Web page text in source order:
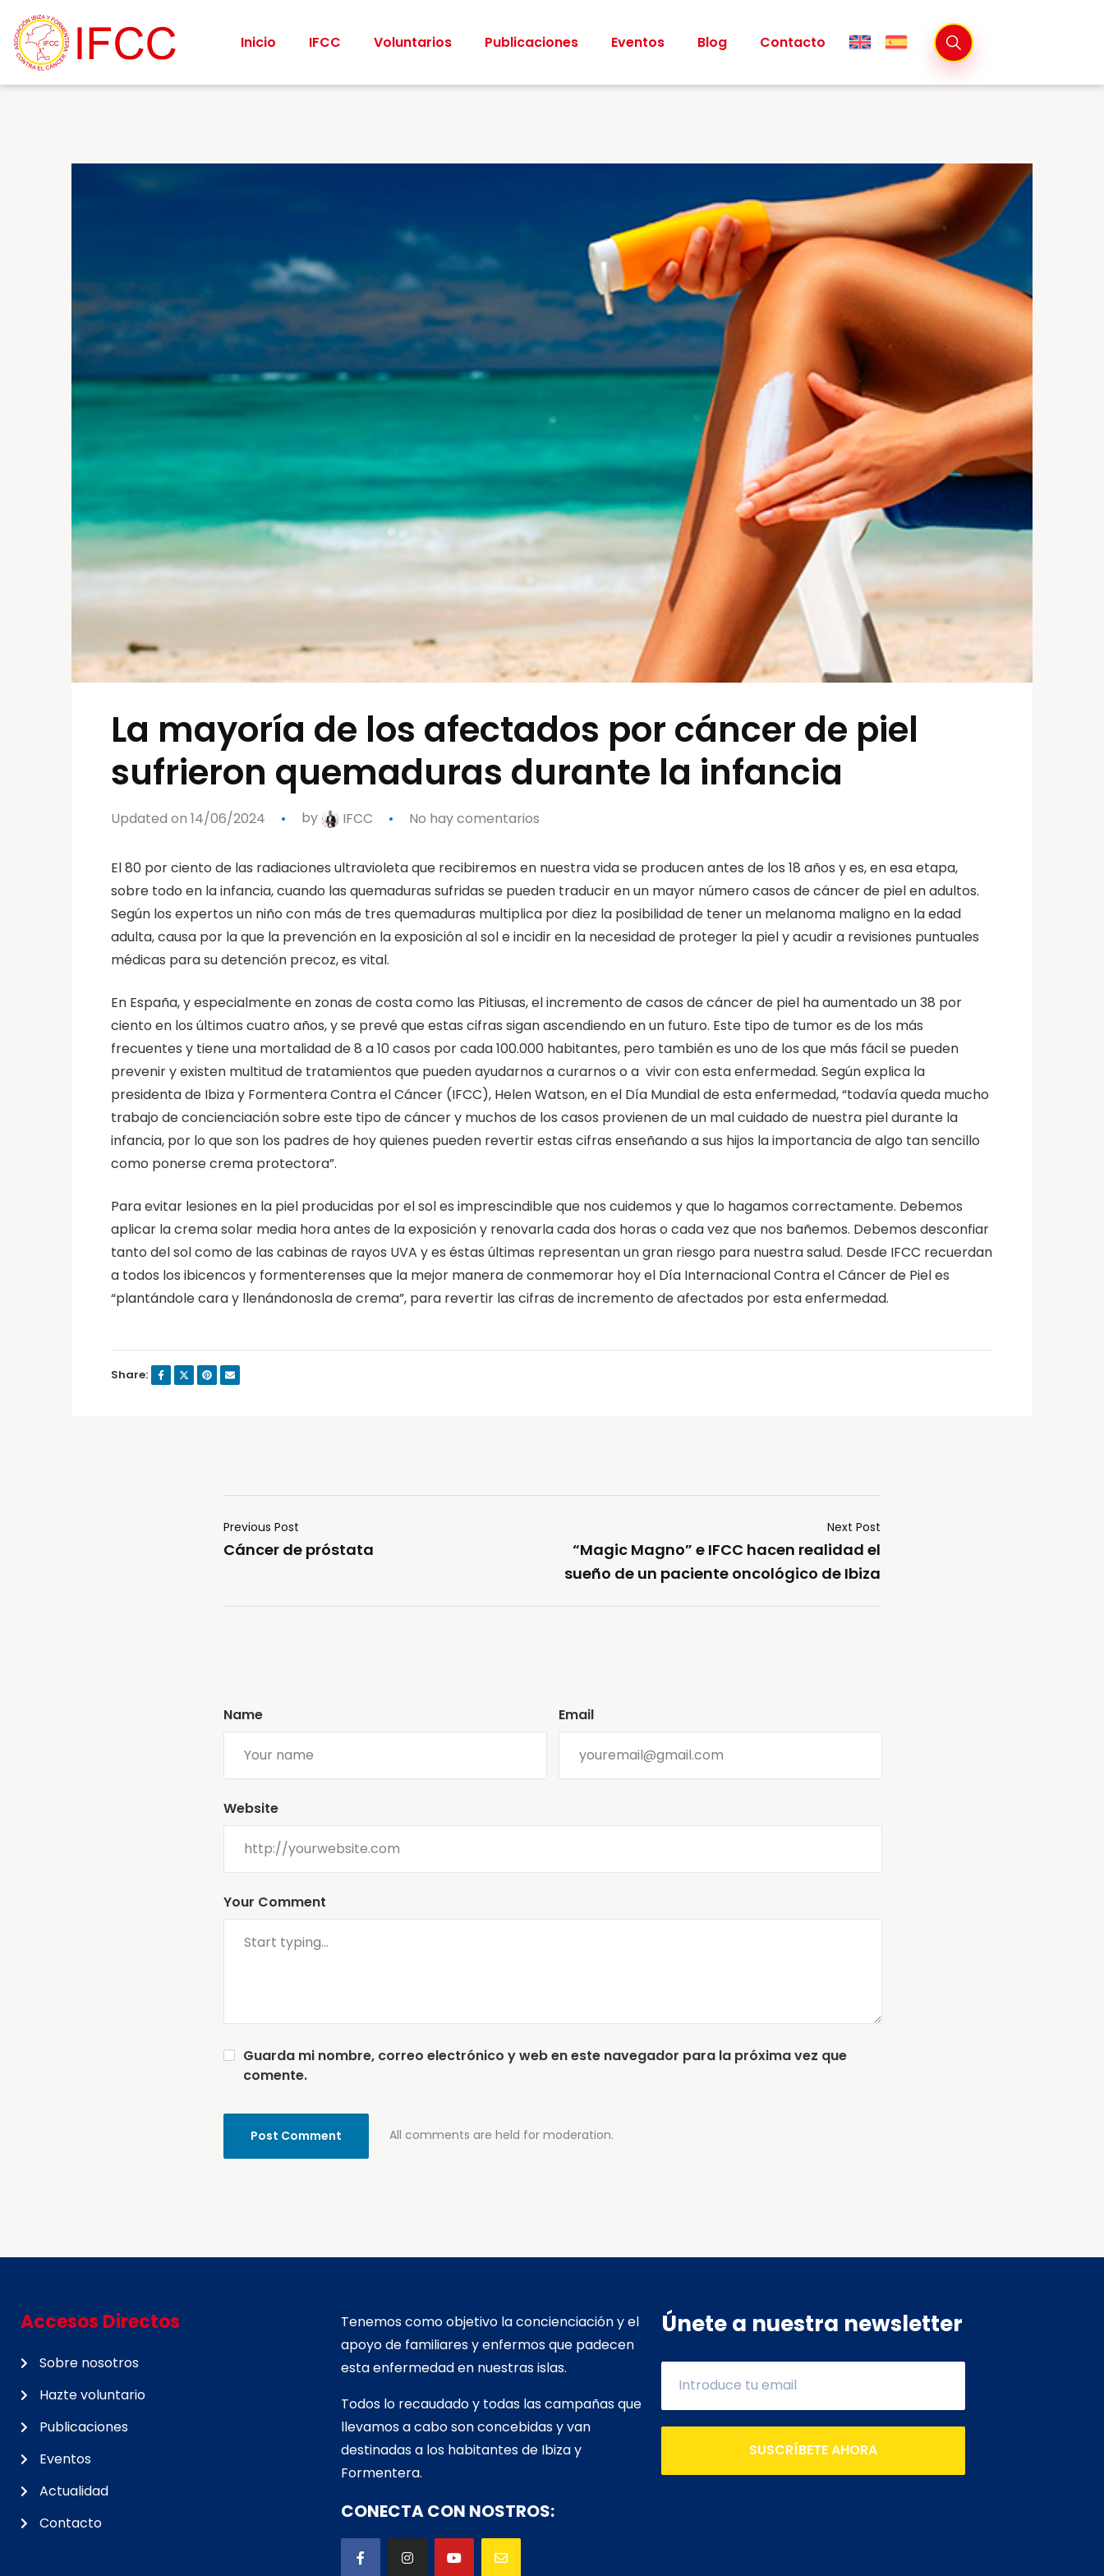
Inicio IFCC Voluntarios Publicaciones Eventos Blog Contacto
La mayoría de los afectados por cáncer de piel
sufrieron quemaduras durante la infancia
Updated on 14/06/2024 by IFCC No hay comentarios
El 80 por ciento de las radiaciones ultravioleta que recibiremos en nuestra vida se producen antes de los 18 años y es, en esa etapa,
sobre todo en la infancia, cuando las quemaduras sufridas se pueden traducir en un mayor número casos de cáncer de piel en adultos.
Según los expertos un niño con más de tres quemaduras multiplica por diez la posibilidad de tener un melanoma maligno en la edad
adulta, causa por la que la prevención en la exposición al sol e incidir en la necesidad de proteger la piel y acudir a revisiones puntuales
médicas para su detención precoz, es vital.
En España, y especialmente en zonas de costa como las Pitiusas, el incremento de casos de cáncer de piel ha aumentado un 38 por
ciento en los últimos cuatro años, y se prevé que estas cifras sigan ascendiendo en un futuro. Este tipo de tumor es de los más
frecuentes y tiene una mortalidad de 8 a 10 casos por cada 100.000 habitantes, pero también es uno de los que más fácil se pueden
prevenir y existen multitud de tratamientos que pueden ayudarnos a curarnos o a vivir con esta enfermedad. Según explica la
presidenta de Ibiza y Formentera Contra el Cáncer (IFCC), Helen Watson, en el Día Mundial de esta enfermedad, “todavía queda mucho
trabajo de concienciación sobre este tipo de cáncer y muchos de los casos provienen de un mal cuidado de nuestra piel durante la
infancia, por lo que son los padres de hoy quienes pueden revertir estas cifras enseñando a sus hijos la importancia de algo tan sencillo
como ponerse crema protectora”.
Para evitar lesiones en la piel producidas por el sol es imprescindible que nos cuidemos y que lo hagamos correctamente. Debemos
aplicar la crema solar media hora antes de la exposición y renovarla cada dos horas o cada vez que nos bañemos. Debemos desconfiar
tanto del sol como de las cabinas de rayos UVA y es éstas últimas representan un gran riesgo para nuestra salud. Desde IFCC recuerdan
a todos los ibicencos y formenterenses que la mejor manera de conmemorar hoy el Día Internacional Contra el Cáncer de Piel es
“plantándole cara y llenándonosla de crema”, para revertir las cifras de incremento de afectados por esta enfermedad.
Share:
Previous Post
Cáncer de próstata
Next Post
“Magic Magno” e IFCC hacen realidad el
sueño de un paciente oncológico de Ibiza
Your Comment
All comments are held for moderation.
Name Email
Website
Guarda mi nombre, correo electrónico y web en este navegador para la próxima vez que
comente.
Accesos Directos
Sobre nosotros
Hazte voluntario
Publicaciones
Eventos
Actualidad
Contacto
Tenemos como objetivo la concienciación y el
apoyo de familiares y enfermos que padecen
esta enfermedad en nuestras islas.
Todos lo recaudado y todas las campañas que
llevamos a cabo son concebidas y van
destinadas a los habitantes de Ibiza y
Formentera.
CONECTA CON NOSTROS:
Únete a nuestra newsletter
SUSCRÍBETE AHORA